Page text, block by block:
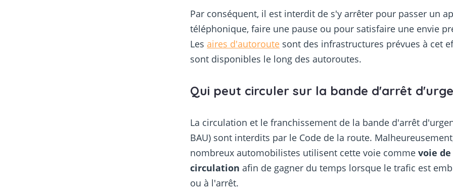
Par conséquent, il est interdit de s'y arrêter pour passer un
téléphonique, faire une pause ou pour satisfaire une envie
Les aires d'autoroute sont des infrastructures prévues à cet
sont disponibles le long des autoroutes.
Qui peut circuler sur la bande d'arrêt
La circulation et le franchissement de la bande d'arrêt
BAU) sont interdits par le Code de la route.
nombreux automobilistes utilisent cette voie commevoie de
circulation afin de gagner du temps lorsque le trafic est
ou à l'arrêt.